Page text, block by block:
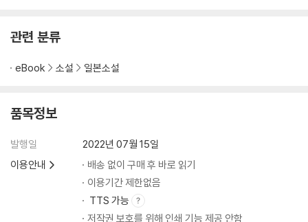
관련 분류
eBook 소설 일본소설
품목정보
발행일
2022년 07월 15일
이용안내
배송 없이 구매 후 바로 읽기
이용기간 제한없음
TTS 가능
저작권 보호를 위해 인쇄 기능 제공 안함